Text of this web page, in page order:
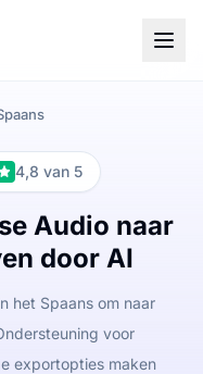
4,8 van 5
Audio naar
door AI
het Spaans om naar
voor
exportopties maken